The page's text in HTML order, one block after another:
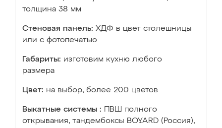
толщина 38 мм
Стеновая панель: ХДФ в цвет столешницы
или с фотопечатью
Габариты: изготовим кухню любого
размера
Цвет: на выбор, более 200 цветов
Выкатные системы :
ПВШ полного
открывания, тандембоксы BOYARD (Россия),